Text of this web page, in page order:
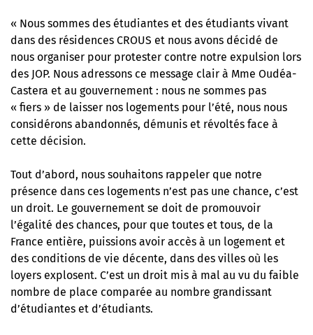
« Nous sommes des étudiantes et des étudiants vivant
dans des résidences CROUS et nous avons décidé de
nous organiser pour protester contre notre expulsion lors
des JOP. Nous adressons ce message clair à Mme Oudéa-
Castera et au gouvernement : nous ne sommes pas
« fiers » de laisser nos logements pour l’été, nous nous
considérons abandonnés, démunis et révoltés face à
cette décision.
Tout d’abord, nous souhaitons rappeler que notre
présence dans ces logements n’est pas une chance, c’est
un droit. Le gouvernement se doit de promouvoir
l’égalité des chances, pour que toutes et tous, de la
France entière, puissions avoir accès à un logement et
des conditions de vie décente, dans des villes où les
loyers explosent. C’est un droit mis à mal au vu du faible
nombre de place comparée au nombre grandissant
d’étudiantes et d’étudiants.